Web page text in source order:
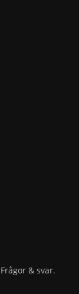
Frågor & svar.